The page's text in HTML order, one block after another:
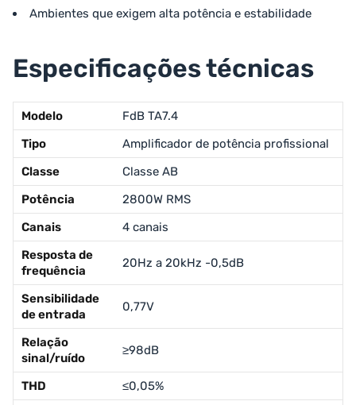
Ambientes que exigem alta potência e estabilidade
Especificações técnicas
Modelo
FdB TA7.4
Tipo
Amplificador de potência profissional
Classe
Classe AB
Potência
2800W RMS
Canais
4 canais
Resposta de
frequência
20Hz a 20kHz -0,5dB
Sensibilidade
de entrada
0,77V
Relação
sinal/ruído
≥98dB
THD
≤0,05%